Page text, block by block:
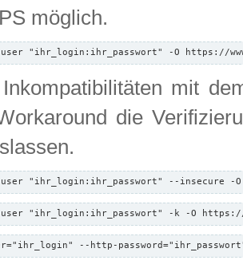
möglich.
"ihr_login:ihr_passwort" -O https://
mit
die
"ihr_login:ihr_passwort" --insecure -
"ihr_login:ihr_passwort" -k -O https://
--http-